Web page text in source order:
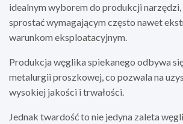
idealnym wyborem do produkcji
sprostać wymagającym często nawet
warunkom eksploatacyjnym.
Produkcja węglika spiekanego odbywa
metalurgii proszkowej, co pozwala na
wysokiej jakości i trwałości.
Jednak twardość to nie jedyna zaleta